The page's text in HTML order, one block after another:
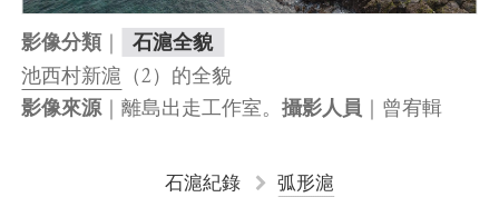
影像分類｜ 石滬全貌
池西村新滬 （2）的全貌
影像來源 ｜離島出走工作室。攝影人員 ｜曾宥輯
石滬紀錄 弧形滬